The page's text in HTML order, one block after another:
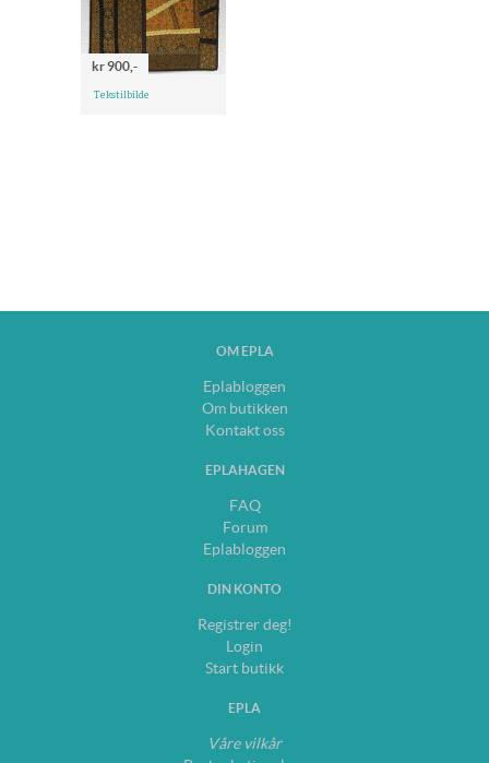
kr 900,-
Tekstilbilde
OM EPLA
Eplabloggen
Om butikken
Kontakt oss
EPLAHAGEN
FAQ
Forum
Eplabloggen
DIN KONTO
Registrer deg!
Login
Start butikk
EPLA
Våre vilkår